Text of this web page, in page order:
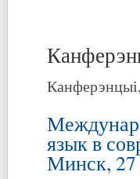
язык в
Минск, 27